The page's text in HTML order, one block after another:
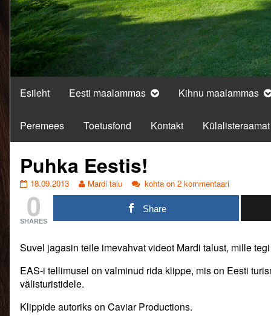
Esileht Eesti maalammas Kihnu maalammas
Peremees Toetusfond Kontakt Külalisteraamat
Puhka Eestis!
Puhka
Eestis!
published
on
18.09.2013
Read
more
of
Eestis!,
Mardi talu
Puhka
Eestis!
kohta on 2 kommentaari
0
SHARES
Share
Suvel jagasin teile imevahvat videot Mardi talust, mille
EAS-i tellimusel on valminud rida klippe, mis on Eesti
välisturistidele.
Klippide autoriks on Caviar Productions.